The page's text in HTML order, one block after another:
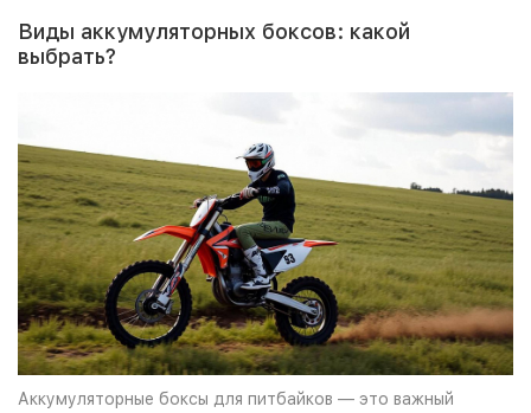
Виды аккумуляторных боксов: какой
выбрать?
Аккумуляторные боксы для питбайков — это важный